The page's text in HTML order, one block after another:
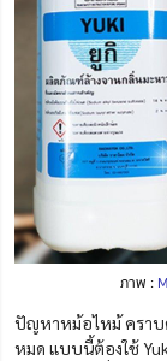
ภาพ :
ปัญหาหม้อไหม้ คราบ
หมด แบบนี้ต้องใช้